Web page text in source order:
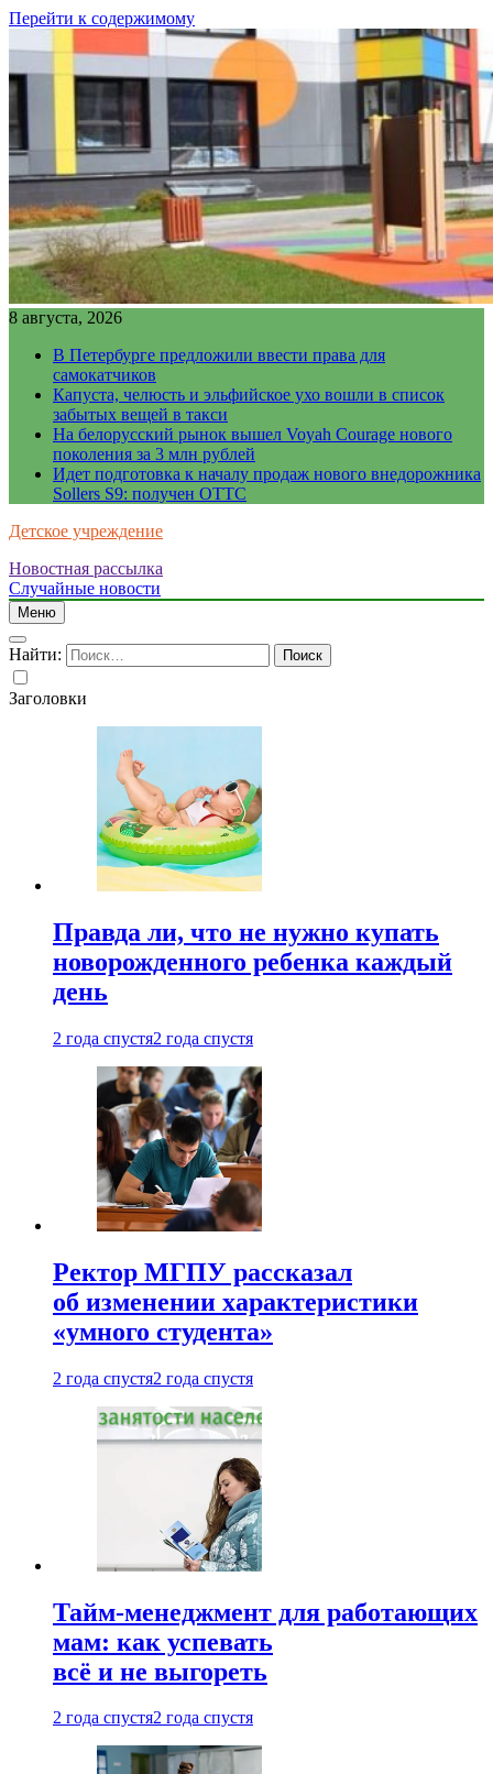
Перейти к содержимому
8 августа, 2026
В Петербурге предложили ввести права для
самокатчиков
Капуста, челюсть и эльфийское ухо вошли в список
забытых вещей в такси
На белорусский рынок вышел Voyah Courage нового
поколения за 3 млн рублей
Идет подготовка к началу продаж нового внедорожника
Sollers S9: получен ОТТС
Детское учреждение
Новостная рассылка
Случайные новости
Меню
Найти:
Заголовки
Правда ли, что не нужно купать
новорожденного ребенка каждый
день
2 года спустя2 года спустя
Ректор МГПУ рассказал
об изменении характеристики
«умного студента»
2 года спустя2 года спустя
Тайм-менеджмент для работающих
мам: как успевать
всё и не выгореть
2 года спустя2 года спустя